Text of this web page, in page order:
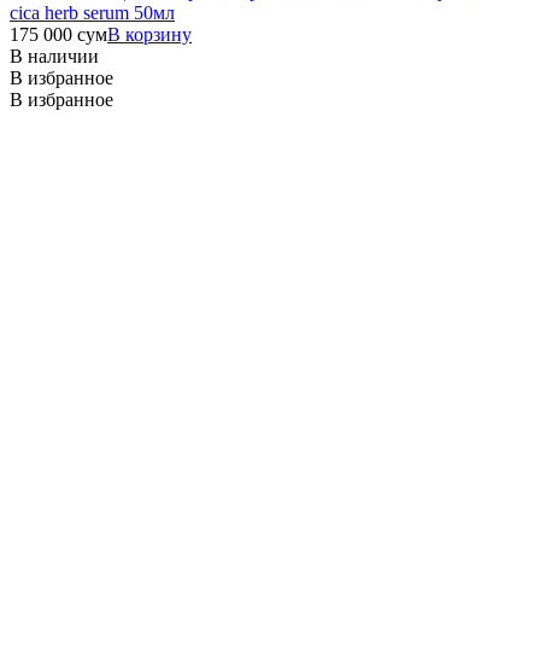
cica herb serum 50мл
175 000 сумВ корзину
В наличии
В избранное
В избранное